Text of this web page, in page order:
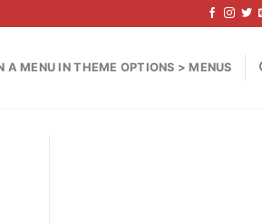
A MENU IN THEME OPTIONS > MENUS